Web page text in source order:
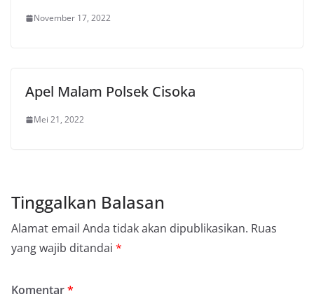
November 17, 2022
Apel Malam Polsek Cisoka
Mei 21, 2022
Tinggalkan Balasan
Alamat email Anda tidak akan dipublikasikan. Ruas
yang wajib ditandai *
Komentar*